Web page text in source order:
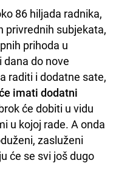
86 hiljada radnika,
privrednih subjekata,
prihoda u
dana do nove
raditi i dodatne sate,
imati dodatni
će dobiti u vidu
u kojoj rade. A onda
zasluženi
će se svi još dugo